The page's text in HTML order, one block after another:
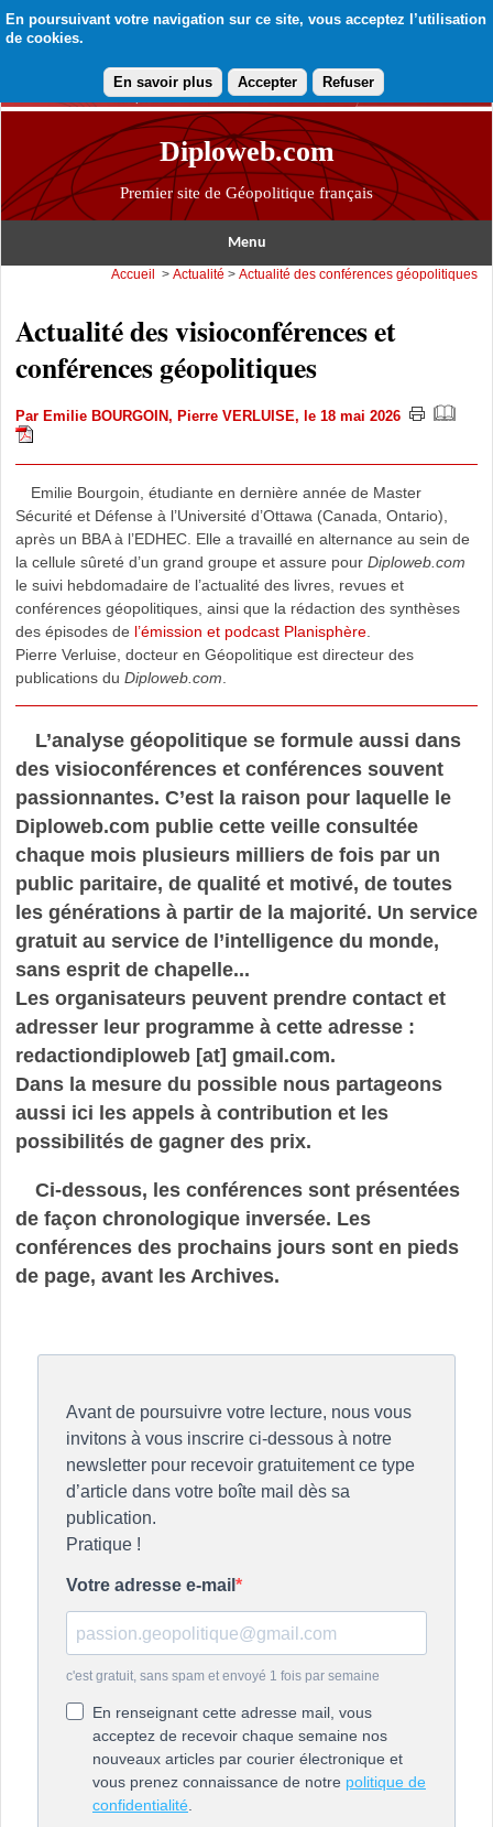
En poursuivant votre navigation sur ce site, vous acceptez l’utilisation
de cookies.
En savoir plus Accepter Refuser
Diploweb.com
Premier site de Géopolitique français
Menu
Accueil >Actualité >Actualité des conférences géopolitiques
Actualité des visioconférences et
conférences géopolitiques
Par Emilie BOURGOIN, Pierre VERLUISE, le 18 mai 2026
Emilie Bourgoin, étudiante en dernière année de Master
Sécurité et Défense à l’Université d’Ottawa (Canada, Ontario),
après un BBA à l’EDHEC. Elle a travaillé en alternance au sein de
la cellule sûreté d’un grand groupe et assure pour Diploweb.com
le suivi hebdomadaire de l’actualité des livres, revues et
conférences géopolitiques, ainsi que la rédaction des synthèses
des épisodes de l’émission et podcast Planisphère.
Pierre Verluise, docteur en Géopolitique est directeur des
publications du Diploweb.com
L’analyse géopolitique se formule aussi dans
des visioconférences et conférences souvent
passionnantes. C’est la raison pour laquelle le
Diploweb.com publie cette veille consultée
chaque mois plusieurs milliers de fois par un
public paritaire, de qualité et motivé, de toutes
les générations à partir de la majorité. Un service
gratuit au service de l’intelligence du monde,
sans esprit de chapelle...
Les organisateurs peuvent prendre contact et
adresser leur programme à cette adresse :
redactiondiploweb [at] gmail.com.
Dans la mesure du possible nous partageons
aussi ici les appels à contribution et les
possibilités de gagner des prix.
Ci-dessous, les conférences sont présentées
de façon chronologique inversée. Les
conférences des prochains jours sont en pieds
de page, avant les Archives.